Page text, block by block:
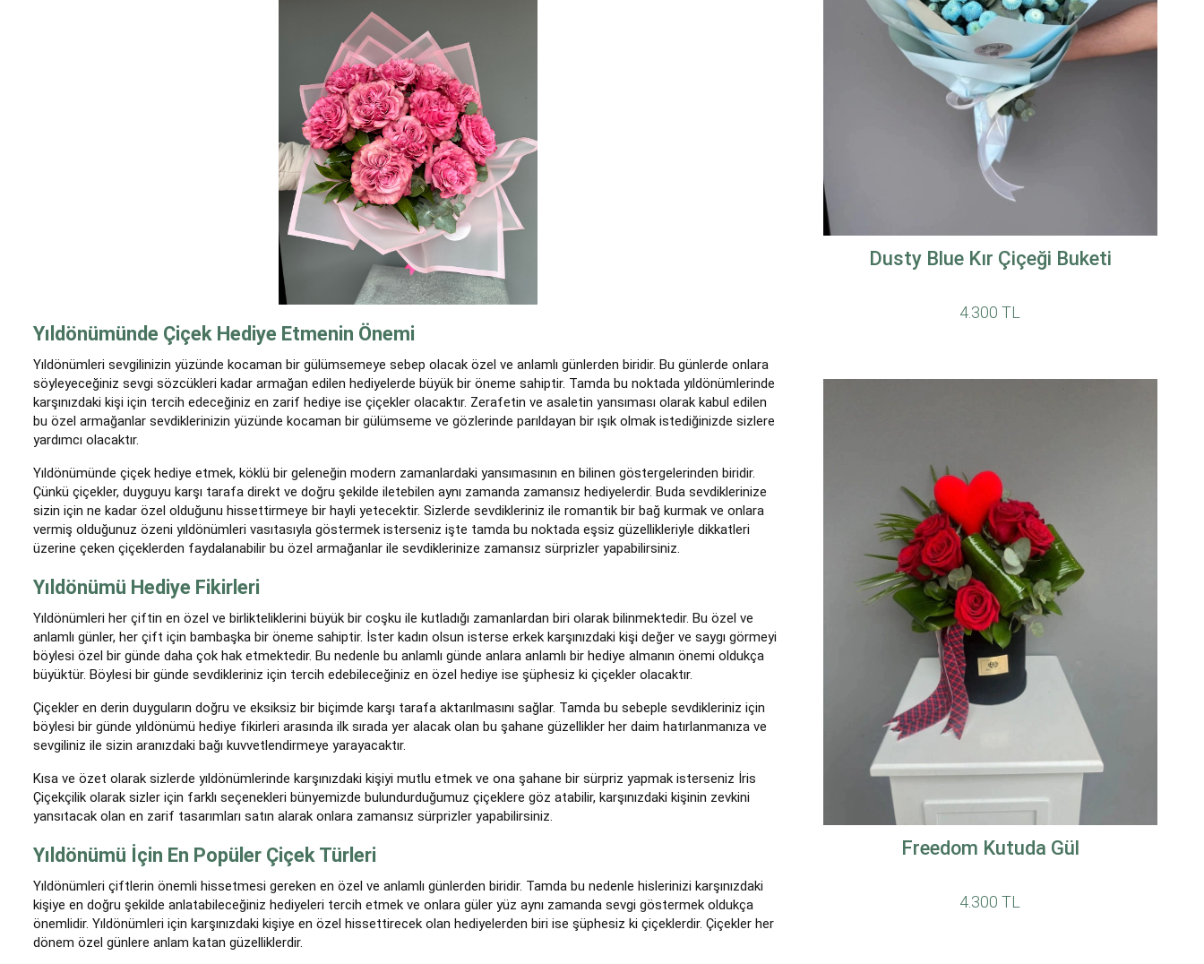
Yıldönümünde Çiçek Hediye Etmenin Önemi
Yıldönümleri sevgilinizin yüzünde kocaman bir gülümsemeye sebep olacak özel ve anlamlı günlerden biridir. Bu günlerde onlara
söyleyeceğiniz sevgi sözcükleri kadar armağan edilen hediyelerde büyük bir öneme sahiptir. Tamda bu noktada yıldönümlerinde
karşınızdaki kişi için tercih edeceğiniz en zarif hediye ise çiçekler olacaktır. Zerafetin ve asaletin yansıması olarak kabul edilen
bu özel armağanlar sevdiklerinizin yüzünde kocaman bir gülümseme ve gözlerinde parıldayan bir ışık olmak istediğinizde sizlere
yardımcı olacaktır.
Yıldönümünde çiçek hediye etmek, köklü bir geleneğin modern zamanlardaki yansımasının en bilinen göstergelerinden biridir.
Çünkü çiçekler, duyguyu karşı tarafa direkt ve doğru şekilde iletebilen aynı zamanda zamansız hediyelerdir. Buda sevdiklerinize
sizin için ne kadar özel olduğunu hissettirmeye bir hayli yetecektir. Sizlerde sevdikleriniz ile romantik bir bağ kurmak ve onlara
vermiş olduğunuz özeni yıldönümleri vasıtasıyla göstermek isterseniz işte tamda bu noktada eşsiz güzellikleriyle dikkatleri
üzerine çeken çiçeklerden faydalanabilir bu özel armağanlar ile sevdiklerinize zamansız sürprizler yapabilirsiniz.
Yıldönümü Hediye Fikirleri
Yıldönümleri her çiftin en özel ve birlikteliklerini büyük bir coşku ile kutladığı zamanlardan biri olarak bilinmektedir. Bu özel ve
anlamlı günler, her çift için bambaşka bir öneme sahiptir. İster kadın olsun isterse erkek karşınızdaki kişi değer ve saygı görmeyi
böylesi özel bir günde daha çok hak etmektedir. Bu nedenle bu anlamlı günde anlara anlamlı bir hediye almanın önemi oldukça
büyüktür. Böylesi bir günde sevdikleriniz için tercih edebileceğiniz en özel hediye ise şüphesiz ki çiçekler olacaktır.
Çiçekler en derin duyguların doğru ve eksiksiz bir biçimde karşı tarafa aktarılmasını sağlar. Tamda bu sebeple sevdikleriniz için
böylesi bir günde yıldönümü hediye fikirleri arasında ilk sırada yer alacak olan bu şahane güzellikler her daim hatırlanmanıza ve
sevgiliniz ile sizin aranızdaki bağı kuvvetlendirmeye yarayacaktır.
Kısa ve özet olarak sizlerde yıldönümlerinde karşınızdaki kişiyi mutlu etmek ve ona şahane bir sürpriz yapmak isterseniz İris
Çiçekçilik olarak sizler için farklı seçenekleri bünyemizde bulundurduğumuz çiçeklere göz atabilir, karşınızdaki kişinin zevkini
yansıtacak olan en zarif tasarımları satın alarak onlara zamansız sürprizler yapabilirsiniz.
Yıldönümü İçin En Popüler Çiçek Türleri
Yıldönümleri çiftlerin önemli hissetmesi gereken en özel ve anlamlı günlerden biridir. Tamda bu nedenle hislerinizi karşınızdaki
kişiye en doğru şekilde anlatabileceğiniz hediyeleri tercih etmek ve onlara güler yüz aynı zamanda sevgi göstermek oldukça
önemlidir. Yıldönümleri için karşınızdaki kişiye en özel hissettirecek olan hediyelerden biri ise şüphesiz ki çiçeklerdir. Çiçekler her
dönem özel günlere anlam katan güzelliklerdir.
Dusty Blue Kır Çiçeği Buketi
4.300 TL
Freedom Kutuda Gül
4.300 TL